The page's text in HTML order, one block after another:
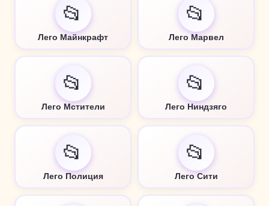
📂
Лего Майнкрафт
📂
Лего Марвел
📂
Лего Мстители
📂
Лего Ниндзяго
📂
Лего Полиция
📂
Лего Сити